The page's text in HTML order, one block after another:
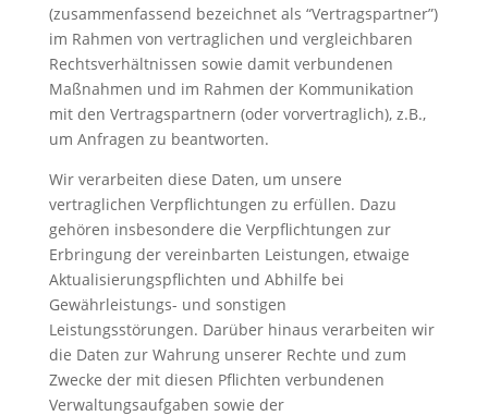
(zusammenfassend bezeichnet als “Vertragspartner”)
im Rahmen von vertraglichen und vergleichbaren
Rechtsverhältnissen sowie damit verbundenen
Maßnahmen und im Rahmen der Kommunikation
mit den Vertragspartnern (oder vorvertraglich), z.B.,
um Anfragen zu beantworten.
Wir verarbeiten diese Daten, um unsere
vertraglichen Verpflichtungen zu erfüllen. Dazu
gehören insbesondere die Verpflichtungen zur
Erbringung der vereinbarten Leistungen, etwaige
Aktualisierungspflichten und Abhilfe bei
Gewährleistungs- und sonstigen
Leistungsstörungen. Darüber hinaus verarbeiten wir
die Daten zur Wahrung unserer Rechte und zum
Zwecke der mit diesen Pflichten verbundenen
Verwaltungsaufgaben sowie der